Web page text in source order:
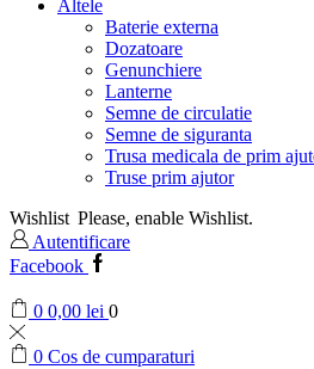
Altele
Baterie externa
Dozatoare
Genunchiere
Lanterne
Semne de circulatie
Semne de siguranta
Trusa medicala de prim
Truse prim ajutor
Wishlist Please, enable Wishlist.
Autentificare
Facebook
0 0,00 lei 0
0 Cos de cumparaturi